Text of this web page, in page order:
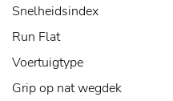
Snelheidsindex
Run Flat
Voertuigtype
Grip op nat wegdek